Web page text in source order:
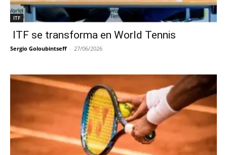
ITF
ITF se transforma en World Tennis
Sergio Goloubintseff - 27/06/2026